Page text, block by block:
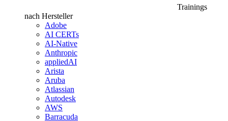
Trainings
nach Hersteller
Adobe
AI CERTs
AI-Native
Anthropic
appliedAI
Arista
Aruba
Atlassian
Autodesk
AWS
Barracuda